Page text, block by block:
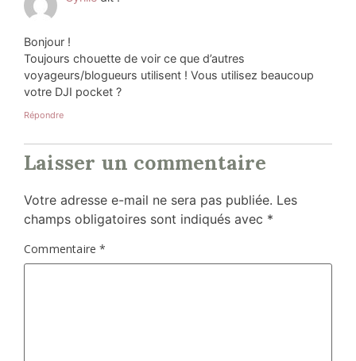
Bonjour !
Toujours chouette de voir ce que d’autres
voyageurs/blogueurs utilisent ! Vous utilisez beaucoup
votre DJI pocket ?
Répondre
Laisser un commentaire
Votre adresse e-mail ne sera pas publiée. Les
champs obligatoires sont indiqués avec *
Commentaire*